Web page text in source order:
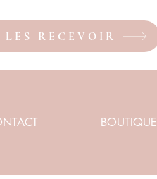
LES RECEVOIR
BOUTIQUE